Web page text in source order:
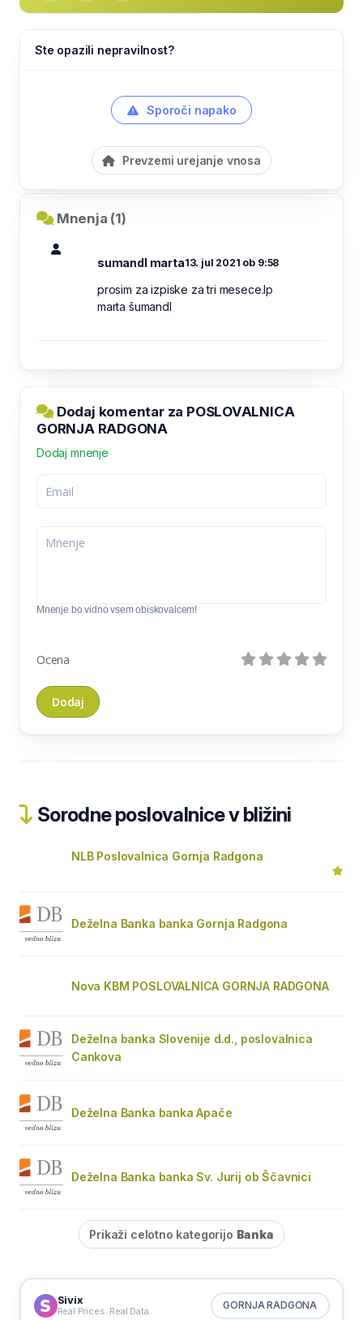
Ste opazili nepravilnost?
Sporoči napako
Prevzemi urejanje vnosa
Mnenja (1)
sumandl marta13. jul 2021 ob 9:58
prosim za izpiske za tri mesece.lp
marta šumandl
Dodaj komentar za POSLOVALNICA
GORNJA RADGONA
Dodaj mnenje
Mnenje bo vidno vsem obiskovalcem!
Ocena
Sorodne poslovalnice v bližini
NLB Poslovalnica Gornja Radgona
Deželna Banka banka Gornja Radgona
Nova KBM POSLOVALNICA GORNJA RADGONA
Deželna banka Slovenije d.d., poslovalnica
Cankova
Deželna Banka banka Apače
Deželna Banka banka Sv. Jurij ob Ščavnici
Prikaži celotno kategorijo Banka
Sivix
Real Prices. Real Data GORNJA RADGONA